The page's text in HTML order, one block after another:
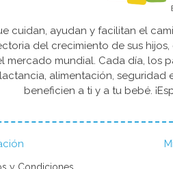
cuidan, ayudan y facilitan el
del crecimiento de sus
mundial. Cada día, los
alimentación,
beneficien a ti y a tu bebé.